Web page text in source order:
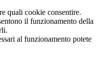
quali cookie consentire.
il funzionamento della
al funzionamento potete